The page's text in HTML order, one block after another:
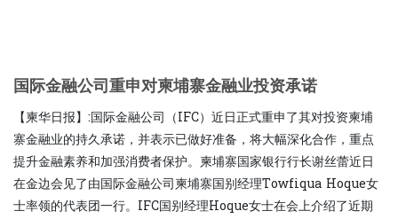
国际金融公司重申对柬埔寨金融业投资承诺
【柬华日报】:国际金融公司（IFC）近日正式重申了其对投资柬埔
寨金融业的持久承诺，并表示已做好准备，将大幅深化合作，重点
提升金融素养和加强消费者保护。柬埔寨国家银行行长谢丝蕾近日
在金边会见了由国际金融公司柬埔寨国别经理Towfiqua Hoque女
士率领的代表团一行。IFC国别经理Hoque女士在会上介绍了近期